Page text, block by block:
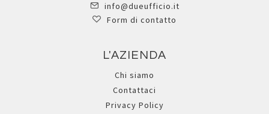
info@dueufficio.it
Form di contatto
L'AZIENDA
Chi siamo
Contattaci
Privacy Policy